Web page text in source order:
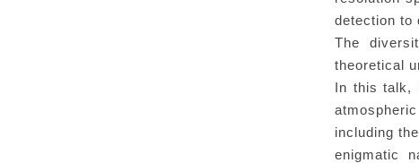
detection to
The
theoretical
In this talk,
including
enigmatic